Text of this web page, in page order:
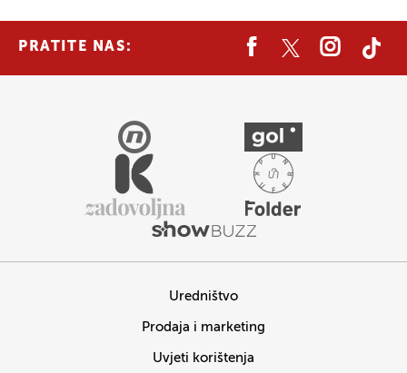
PRATITE NAS:
Uredništvo
Prodaja i marketing
Uvjeti korištenja